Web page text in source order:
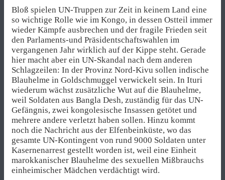
Bloß spielen UN-Truppen zur Zeit in keinem Land eine
so wichtige Rolle wie im Kongo, in dessen Ostteil immer
wieder Kämpfe ausbrechen und der fragile Frieden seit
den Parlaments-und Präsidentschaftswahlen im
vergangenen Jahr wirklich auf der Kippe steht. Gerade
hier macht aber ein UN-Skandal nach dem anderen
Schlagzeilen: In der Provinz Nord-Kivu sollen indische
Blauhelme in Goldschmuggel verwickelt sein. In Ituri
wiederum wächst zusätzliche Wut auf die Blauhelme,
weil Soldaten aus Bangla Desh, zuständig für das UN-
Gefängnis, zwei kongolesische Insassen getötet und
mehrere andere verletzt haben sollen. Hinzu kommt
noch die Nachricht aus der Elfenbeinküste, wo das
gesamte UN-Kontingent von rund 9000 Soldaten unter
Kasernenarrest gestellt worden ist, weil eine Einheit
marokkanischer Blauhelme des sexuellen Mißbrauchs
einheimischer Mädchen verdächtigt wird.